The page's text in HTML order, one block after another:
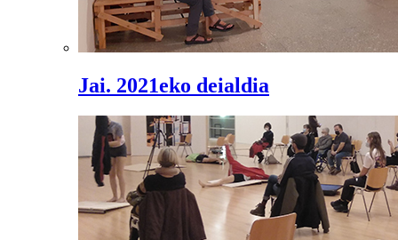
Jai. 2021eko deialdia